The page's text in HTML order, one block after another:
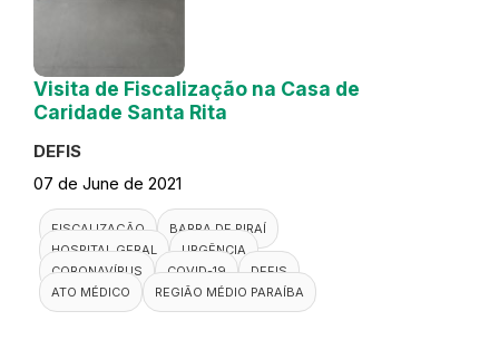
Visita de Fiscalização na Casa de
Caridade Santa Rita
DEFIS
07 de June de 2021
FISCALIZAÇÃO
BARRA DE PIRAÍ
HOSPITAL GERAL
URGÊNCIA
CORONAVÍRUS
COVID-19
DEFIS
ATO MÉDICO
REGIÃO MÉDIO PARAÍBA